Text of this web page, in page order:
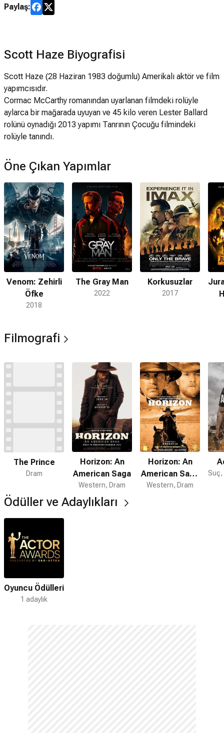
Paylaş:
Scott Haze Biyografisi
Scott Haze (28 Haziran 1983 doğumlu) Amerikalı aktör ve film
yapımcısıdır.
Cormac McCarthy romanından uyarlanan filmdeki rolüyle
aylarca bir mağarada uyuyan ve 45 kilo veren Lester Ballard
rolünü oynadığı 2013 yapımı Tanrının Çocuğu filmindeki
rolüyle tanındı.
Öne Çıkan Yapımlar
Venom: Zehirli
Öfke
2018
The Gray Man
2022
Korkusuzlar
2017
Filmografi
The Prince
Dram
Horizon: An
American Saga
Western, Dram
Horizon: An
American Saga
2
Western, Dram
Ödüller ve Adaylıkları
Oyuncu Ödülleri
1 adaylık